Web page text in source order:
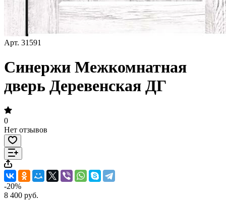
Арт. 31591
Синержи Межкомнатная
дверь Деревенская ДГ
0
Нет отзывов
-20%
8 400 руб.